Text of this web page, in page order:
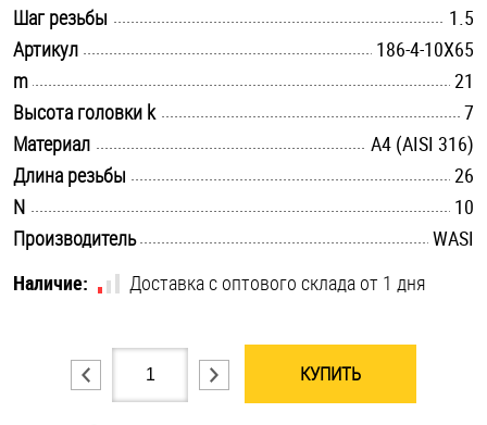
Такелаж
Хомуты
Шайбы
Шпильки
Шплинты
Штифты и пальцы
Шаг резьбы
1.5
Артикул
186-4-10X65
m
21
Высота головки k
7
Материал
A4 (AISI 316)
Длина резьбы
26
N
10
Производитель
WASI
Наличие:
Доставка с оптового склада от 1 дня
КУПИТЬ